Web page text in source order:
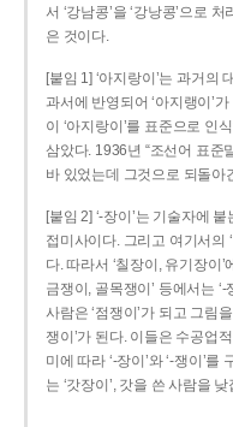
서 ‘강남콩’을 ‘강낭콩’으로
은 것이다.
[붙임 1] ‘아지랑이’는 과거의
과서에 반영되어 ‘아지랭이’
이 ‘아지랑이’를 표준으로 인
삼았다. 1936년 “조선어 표준
바 있었는데 그것으로 되돌아
[붙임 2] ‘-장이’는 기술자에
접미사이다. 그리고 여기서의
다. 따라서 ‘칠장이, 유기장이’
금쟁이, 골목쟁이’ 등에서는
사람은 ‘점쟁이’가 되고 그림
쟁이’가 된다. 이들은 수공업
미에 따라 ‘-장이’와 ‘-쟁이’
는 ‘갓장이’, 갓을 쓴 사람을